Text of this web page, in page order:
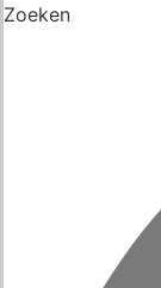
Zoeken